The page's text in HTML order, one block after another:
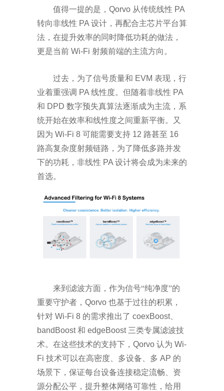
值得一提的是， Qorvo 从传统线性 PA
转向非线性 PA设计，再配合主芯片平台算
法，在提升效率的同时降低功耗的做法，
更是当前 Wi-Fi 射频前端的主流方向。
过去，为了信号质量和 EVM 表现，行
业着重强调 PA线性度。但随着非线性 PA
和 DPD 数字预失真算法逐渐成为主流，系
统开始在效率和线性度之间重新平衡。又
因为 Wi-Fi 8 可能需要支持 12 路甚至 16
路高复杂度射频链路，为了降低多路并发
下的功耗，非线性 PA设计将会成为未来的
首选。
来到滤波方面，作为信号“纯净度”的
重要守护者， Qorvo 也基于过往的积累，
针对 Wi-Fi 8 的需求推出了 coexBoost、
bandBoost和 edgeBoost 三类专属滤波技
术。在这些技术的支持下， Qorvo 认为 Wi-
Fi 技术可以在高密度、多设备、多 AP 的
场景下，保证每台设备连接稳定流畅、资
源分配公平，提升整体网络可靠性，给用